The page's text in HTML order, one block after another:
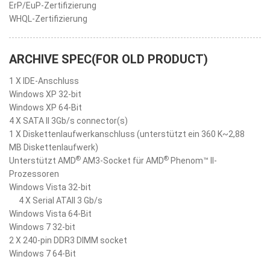
ErP/EuP-Zertifizierung
WHQL-Zertifizierung
ARCHIVE SPEC(FOR OLD PRODUCT)
1 X IDE-Anschluss
Windows XP 32-bit
Windows XP 64-Bit
4 X SATA II 3Gb/s connector(s)
1 X Diskettenlaufwerkanschluss (unterstützt ein 360 K~2,88
MB Diskettenlaufwerk)
Unterstützt AMD® AM3-Socket für AMD® Phenom™ II-
Prozessoren
Windows Vista 32-bit
4 X Serial ATAII 3 Gb/s
Windows Vista 64-Bit
Windows 7 32-bit
2 X 240-pin DDR3 DIMM socket
Windows 7 64-Bit